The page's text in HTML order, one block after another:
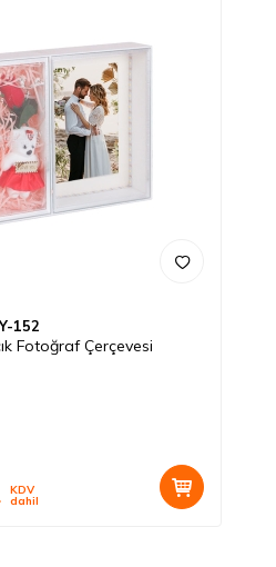
152
Fotoğraf Çerçevesi
KDV
dahil